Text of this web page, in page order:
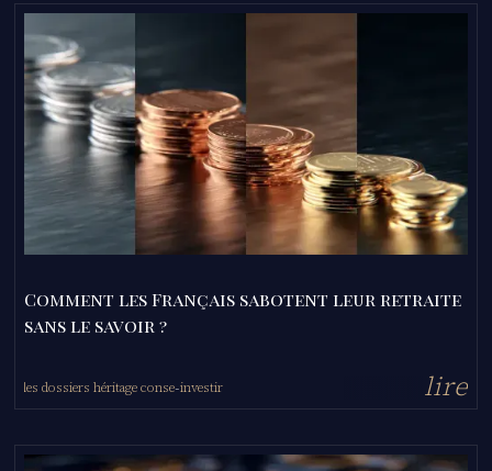
Comment les Français sabotent leur retraite
sans le savoir ?
les dossiers héritage conseil
-investir lire